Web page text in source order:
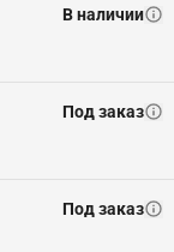
В наличии
Под заказ
Под заказ